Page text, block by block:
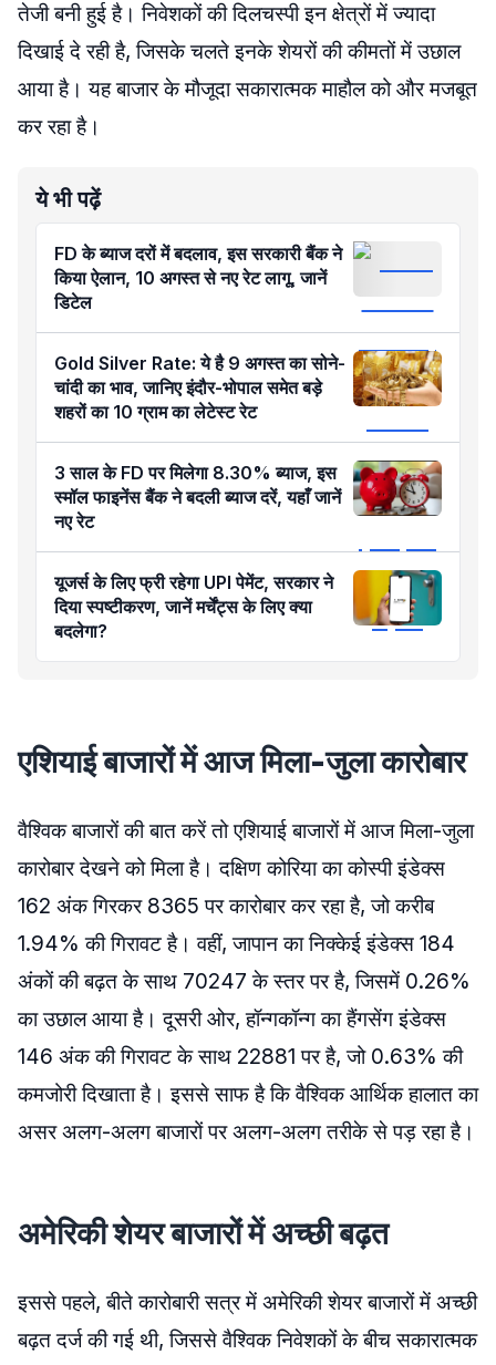
तेजी बनी हुई है। निवेशकों की दिलचस्पी इन क्षेत्रों में ज्यादा
दिखाई दे रही है, जिसके चलते इनके शेयरों की कीमतों में उछाल
आया है। यह बाजार के मौजूदा सकारात्मक माहौल को और मजबूत
कर रहा है।
ये भी पढ़ें
FD के ब्याज दरों में बदलाव, इस सरकारी बैंक ने
किया ऐलान, 10 अगस्त से नए रेट लागू, जानें
डिटेल
Gold Silver Rate: ये है 9 अगस्त का सोने-
चांदी का भाव, जानिए इंदौर-भोपाल समेत बड़े
शहरों का 10 ग्राम का लेटेस्ट रेट
3 साल के FD पर मिलेगा 8.30% ब्याज, इस
स्मॉल फाइनेंस बैंक ने बदली ब्याज दरें, यहाँ जानें
नए रेट
यूजर्स के लिए फ्री रहेगा UPI पेमेंट, सरकार ने
दिया स्पष्टीकरण, जानें मर्चेंट्स के लिए क्या
बदलेगा?
एशियाई बाजारों में आज मिला-जुला कारोबार
वैश्विक बाजारों की बात करें तो एशियाई बाजारों में आज मिला-जुला
कारोबार देखने को मिला है। दक्षिण कोरिया का कोस्पी इंडेक्स
162 अंक गिरकर 8365 पर कारोबार कर रहा है, जो करीब
1.94% की गिरावट है। वहीं, जापान का निक्केई इंडेक्स 184
अंकों की बढ़त के साथ 70247 के स्तर पर है, जिसमें 0.26%
का उछाल आया है। दूसरी ओर, हॉन्गकॉन्ग का हैंगसेंग इंडेक्स
146 अंक की गिरावट के साथ 22881 पर है, जो 0.63% की
कमजोरी दिखाता है। इससे साफ है कि वैश्विक आर्थिक हालात का
असर अलग-अलग बाजारों पर अलग-अलग तरीके से पड़ रहा है।
अमेरिकी शेयर बाजारों में अच्छी बढ़त
इससे पहले, बीते कारोबारी सत्र में अमेरिकी शेयर बाजारों में अच्छी
बढ़त दर्ज की गई थी, जिससे वैश्विक निवेशकों के बीच सकारात्मक